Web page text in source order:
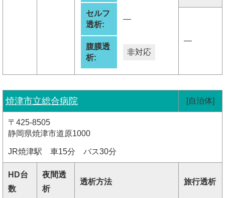
セルフ
透析:
―
腹膜透
析:
非対応
―
焼津市立総合病院 [自治体]
〒425-8505
静岡県焼津市道原1000
JR焼津駅 車15分 バス30分
HD台
数
夜間透
析
透析方法 旅行透析